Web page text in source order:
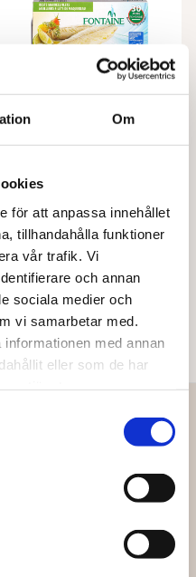
Om
för att anpassa innehållet
tillhandahålla funktioner
vår trafik. Vi
och annan
sociala medier och
vi samarbetar med.
med annan
eller som de har
30,00kr
Läs mer
i Göteborg; en i Olskroken
att du ska finna nyttiga,
för det lilla och det
valts ut med hänsyn till
som vår gemensamma